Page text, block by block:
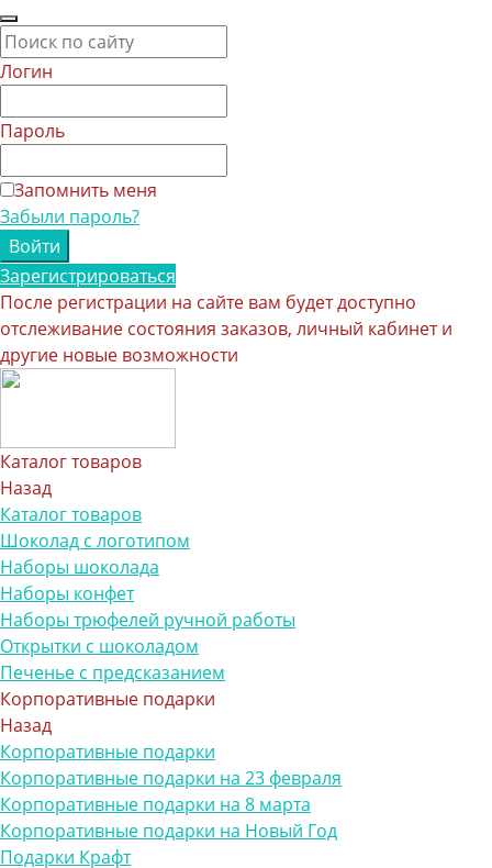
Логин
Пароль
Запомнить меня
Забыли пароль?
Зарегистрироваться
После регистрации на сайте вам будет доступно
отслеживание состояния заказов, личный кабинет и
другие новые возможности
Каталог товаров
Назад
Каталог товаров
Шоколад с логотипом
Наборы шоколада
Наборы конфет
Наборы трюфелей ручной работы
Открытки с шоколадом
Печенье с предсказанием
Корпоративные подарки
Назад
Корпоративные подарки
Корпоративные подарки на 23 февраля
Корпоративные подарки на 8 марта
Корпоративные подарки на Новый Год
Подарки Крафт